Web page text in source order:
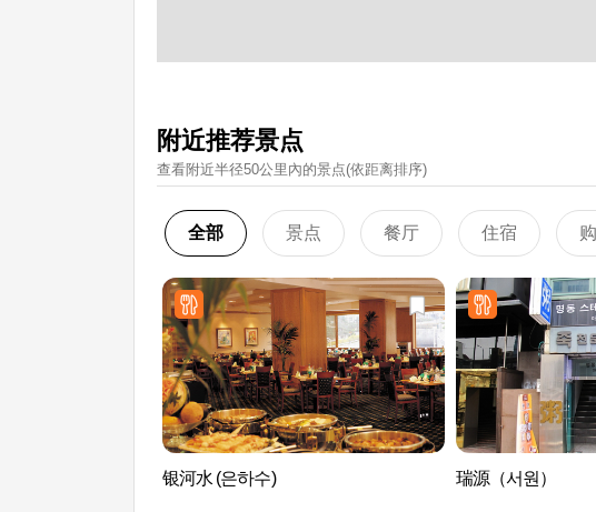
附近推荐景点
查看附近半径50公里內的景点(依距离排序)
全部 景点 餐厅 住宿
银河水 (은하수) 瑞源（서원）